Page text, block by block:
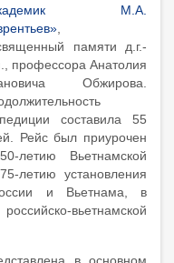
М.А.
памяти д.г.-
профессора Анатолия
Обжирова.
составила 55
Рейс был приурочен
летию Вьетнамской
летию установления
и Вьетнама, в
вьетнамской